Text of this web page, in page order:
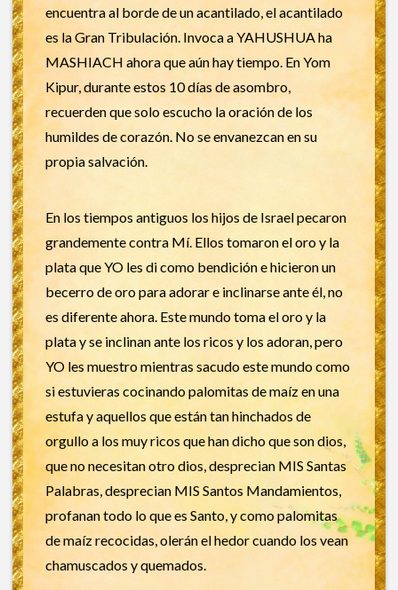
encuentra al borde de un acantilado, el acantilado
es la Gran Tribulación. Invoca a YAHUSHUA ha
MASHIACH ahora que aún hay tiempo. En Yom
Kipur, durante estos 10 días de asombro,
recuerden que solo escucho la oración de los
humildes de corazón. No se envanezcan en su
propia salvación.
En los tiempos antiguos los hijos de Israel pecaron
grandemente contra Mí. Ellos tomaron el oro y la
plata que YO les di como bendición e hicieron un
becerro de oro para adorar e inclinarse ante él, no
es diferente ahora. Este mundo toma el oro y la
plata y se inclinan ante los ricos y los adoran, pero
YO les muestro mientras sacudo este mundo como
si estuvieras cocinando palomitas de maíz en una
estufa y aquellos que están tan hinchados de
orgullo a los muy ricos que han dicho que son dios,
que no necesitan otro dios, desprecian MIS Santas
Palabras, desprecian MIS Santos Mandamientos,
profanan todo lo que es Santo, y como palomitas
de maíz recocidas, olerán el hedor cuando los vean
chamuscados y quemados.